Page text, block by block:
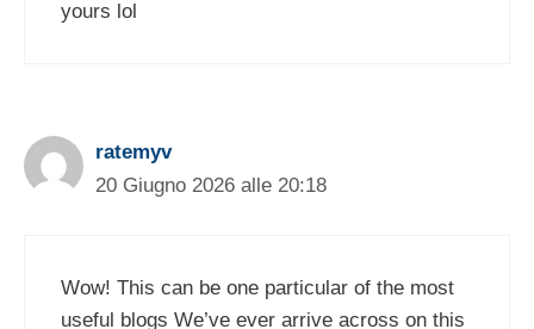
yours lol
ratemyv
20 Giugno 2026 alle 20:18
Wow! This can be one particular of the most
useful blogs We’ve ever arrive across on this